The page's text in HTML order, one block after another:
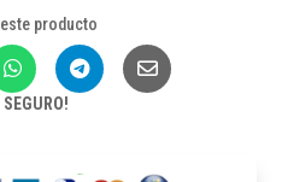
producto
SEGURO!